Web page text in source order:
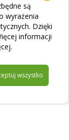
są
wyrażenia
Dzięki
informacji
.
wszystko